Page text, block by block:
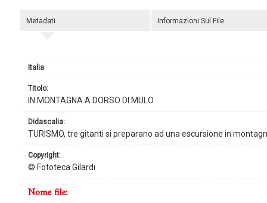
Metadati
Italia
titolo:
IN MONTAGNA A DORSO DI MULO
didascalia:
TURISMO, tre gitanti si preparano ad una escursione in
copyright:
© Fototeca Gilardi
nome file:
Informazioni Sul File